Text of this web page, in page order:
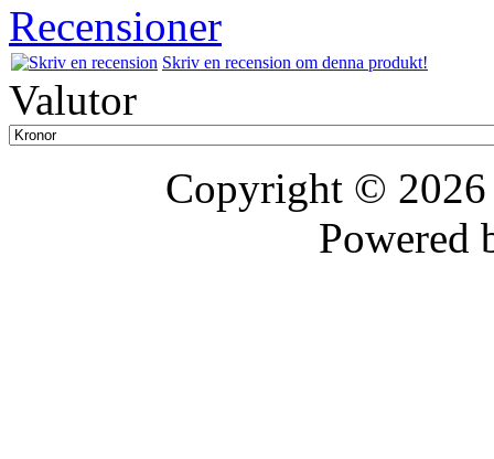
Recensioner
Skriv en recension om denna produkt!
Valutor
Copyright ©
Powered